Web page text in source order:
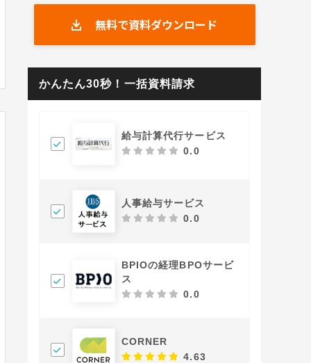
BPIOの経理BPOサービス BizMowのオンライン事務代行サービス
無料で資料ダウンロード
かんたん30秒！一括資料請求
給与計算代行サービス
0.0
人事給与サービス
0.0
BPIOの経理BPOサービ
ス
0.0
CORNER
4.63